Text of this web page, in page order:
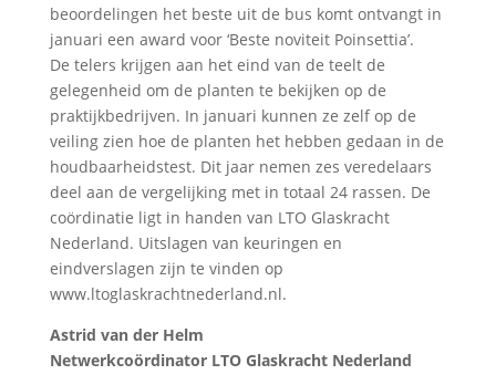
beoordelingen het beste uit de bus komt ontvangt in
januari een award voor ‘Beste noviteit Poinsettia’.
De telers krijgen aan het eind van de teelt de
gelegenheid om de planten te bekijken op de
praktijkbedrijven. In januari kunnen ze zelf op de
veiling zien hoe de planten het hebben gedaan in de
houdbaarheidstest. Dit jaar nemen zes veredelaars
deel aan de vergelijking met in totaal 24 rassen. De
coördinatie ligt in handen van LTO Glaskracht
Nederland. Uitslagen van keuringen en
eindverslagen zijn te vinden op
www.ltoglaskrachtnederland.nl.
Astrid van der Helm
Netwerkcoördinator LTO Glaskracht Nederland